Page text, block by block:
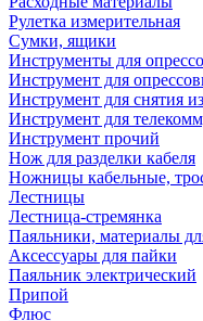
Рулетка измерительная
Сумки, ящики
Инструменты для
Инструмент для
Инструмент для снятия
Инструмент для
Инструмент прочий
Нож для разделки кабеля
Ножницы кабельные,
Лестницы
Лестница-стремянка
Паяльники, материалы
Аксессуары для пайки
Паяльник электрический
Припой
Флюс